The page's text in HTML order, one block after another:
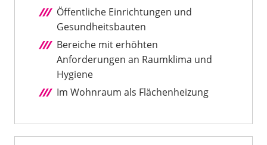
Öffentliche Einrichtungen und
Gesundheitsbauten
Bereiche mit erhöhten
Anforderungen an Raumklima und
Hygiene
Im Wohnraum als Flächenheizung